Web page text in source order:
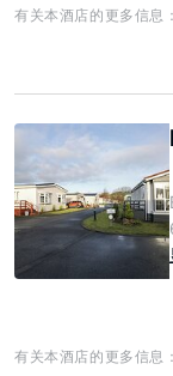
有关本酒店的更多信息：
有关本酒店的更多信息：